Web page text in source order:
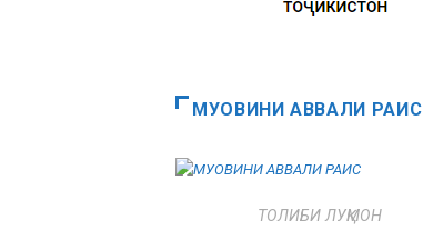
МУОВИНИ АВВАЛИ РАИС
ТОЛИБИ ЛУҚМОН